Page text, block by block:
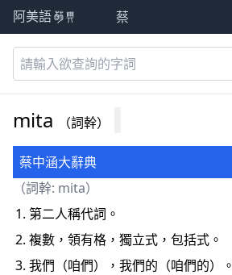
阿美語萌典 蔡
mita （詞幹）
蔡中涵大辭典
（詞幹: mita）
第二人稱代詞。
複數，領有格，獨立式，包括式。
我們（咱們），我們的（咱們的）。